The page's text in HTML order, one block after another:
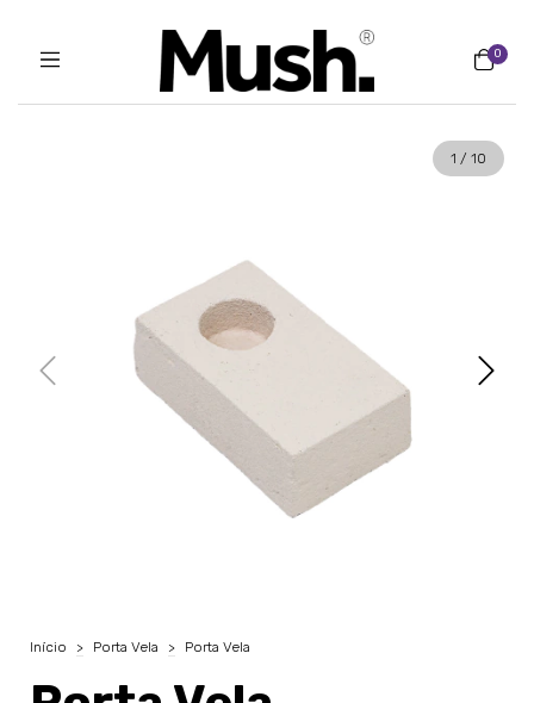
0
1 / 10
Início > Porta Vela > Porta Vela